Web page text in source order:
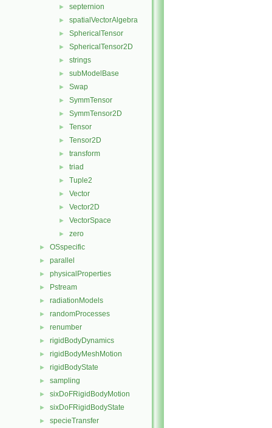
► septernion
► spatialVectorAlgebra
► SphericalTensor
► SphericalTensor2D
► strings
► subModelBase
► Swap
► SymmTensor
► SymmTensor2D
► Tensor
► Tensor2D
► transform
► triad
► Tuple2
► Vector
► Vector2D
► VectorSpace
► zero
► OSspecific
► parallel
► physicalProperties
► Pstream
► radiationModels
► randomProcesses
► renumber
► rigidBodyDynamics
► rigidBodyMeshMotion
► rigidBodyState
► sampling
► sixDoFRigidBodyMotion
► sixDoFRigidBodyState
► specieTransfer